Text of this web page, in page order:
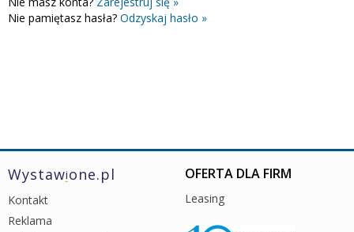
Nie pamiętasz hasła? Odzyskaj hasło »
Wystawione.pl
Kontakt
Reklama
OFERTA DLA FIRM
Leasing